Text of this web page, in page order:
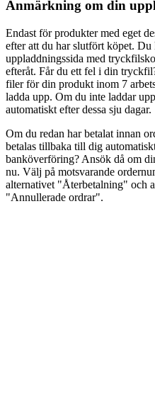
Anmärkning om din
Endast för produkter med eget
efter att du har slutfört köpet.
uppladdningssida med
efteråt. Får du ett fel i din
filer för din produkt inom 7
ladda upp. Om du inte laddar
automatiskt efter dessa sju dagar.
Om du redan har betalat innan
betalas tillbaka till dig
banköverföring? Ansök då om
nu. Välj på motsvarande
alternativet "Återbetalning" och
"Annullerade ordrar".